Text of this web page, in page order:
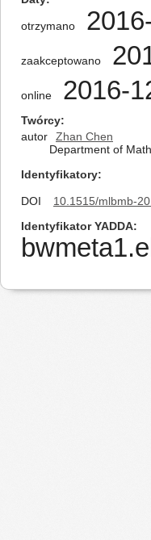
otrzymano
zaakceptowano
online 2016-
Twórcy
autor
Zhan Chen
Department of
Identyfikatory
DOI
10.1515/mlbmb-
Identyfikator YADDA